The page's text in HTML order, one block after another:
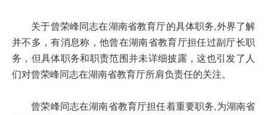
关于曾荣峰同志在湖南省教育厅的具体职务,外界了解
并不多，有消息称，他曾在湖南省教育厅担任过副厅长职
务，但具体职务和职责范围并未详细披露，这也引发了人
们对曾荣峰同志在湖南省教育厅所肩负责任的关注。
曾荣峰同志在湖南省教育厅担任着重要职务,为湖南省